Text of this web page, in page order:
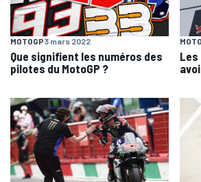
MOTOGP
MOTOGP3 mars 2022
Que signifient les numéros des
pilotes du MotoGP ?
Les